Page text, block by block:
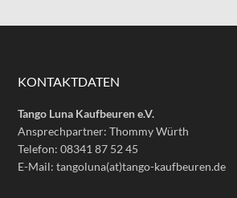
KONTAKTDATEN
Tango Luna Kaufbeuren e.V.
Ansprechpartner: Thommy Würth
Telefon: 08341 87 52 45
E-Mail: tangoluna(at)tango-kaufbeuren.de